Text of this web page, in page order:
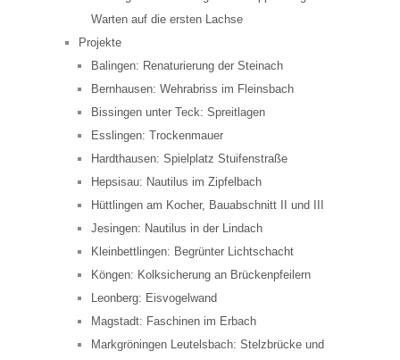
Warten auf die ersten Lachse
Projekte
Balingen: Renaturierung der Steinach
Bernhausen: Wehrabriss im Fleinsbach
Bissingen unter Teck: Spreitlagen
Esslingen: Trockenmauer
Hardthausen: Spielplatz Stuifenstraße
Hepsisau: Nautilus im Zipfelbach
Hüttlingen am Kocher, Bauabschnitt II und III
Jesingen: Nautilus in der Lindach
Kleinbettlingen: Begrünter Lichtschacht
Köngen: Kolksicherung an Brückenpfeilern
Leonberg: Eisvogelwand
Magstadt: Faschinen im Erbach
Markgröningen Leutelsbach: Stelzbrücke und